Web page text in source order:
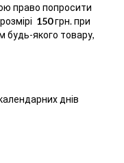
право попросити
150грн. при
будь-якого товару,
днів